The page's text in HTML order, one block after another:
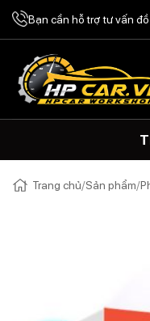
Chuyển
đến
dung
Bạn cần hỗ trợ tư vấn
Trang chủ/Sản phẩm/